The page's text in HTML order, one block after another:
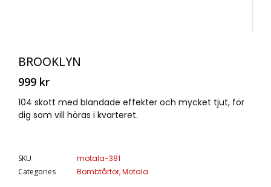
BROOKLYN
999 kr
104 skott med blandade effekter och mycket tjut, för
dig som vill höras i kvarteret.
SKU
motala-381
Categories
Bombtårtor,Motala